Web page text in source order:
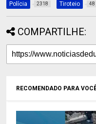
Polícia 2318 Tiroteio 48
COMPARTILHE:
RECOMENDADO PARA